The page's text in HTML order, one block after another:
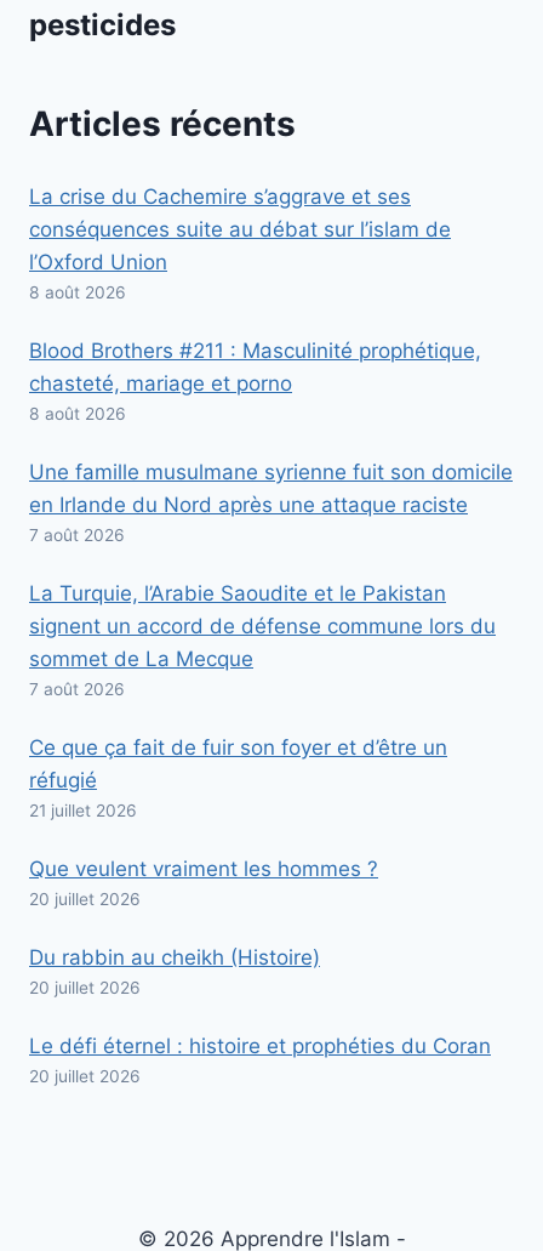
pesticides
Articles récents
La crise du Cachemire s’aggrave et ses
conséquences suite au débat sur l’islam de
l’Oxford Union
8 août 2026
Blood Brothers #211 : Masculinité prophétique,
chasteté, mariage et porno
8 août 2026
Une famille musulmane syrienne fuit son domicile
en Irlande du Nord après une attaque raciste
7 août 2026
La Turquie, l’Arabie Saoudite et le Pakistan
signent un accord de défense commune lors du
sommet de La Mecque
7 août 2026
Ce que ça fait de fuir son foyer et d’être un
réfugié
21 juillet 2026
Que veulent vraiment les hommes ?
20 juillet 2026
Du rabbin au cheikh (Histoire)
20 juillet 2026
Le défi éternel : histoire et prophéties du Coran
20 juillet 2026
© 2026 Apprendre l'Islam -